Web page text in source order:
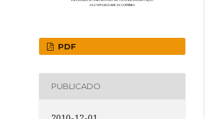
PDF
PUBLICADO